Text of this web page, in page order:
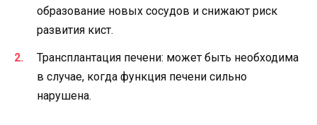
образование новых сосудов и снижают риск
развития кист.
Трансплантация печени: может быть необходима
в случае, когда функция печени сильно
нарушена.